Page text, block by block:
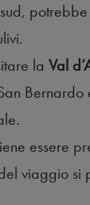
la Val
Bernardo
essere
viaggio